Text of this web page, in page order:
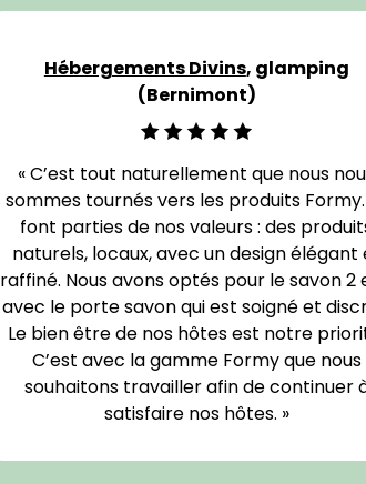
Hébergements Divins, glamping
(Bernimont)
« C’est tout naturellement que nous
sommes tournés vers les produits
font parties de nos valeurs : des
naturels, locaux, avec un design élégant
raffiné. Nous avons optés pour le savon 2
avec le porte savon qui est soigné et
Le bien être de nos hôtes est notre
C’est avec la gamme Formy que nous
souhaitons travailler afin de continuer
satisfaire nos hôtes. »